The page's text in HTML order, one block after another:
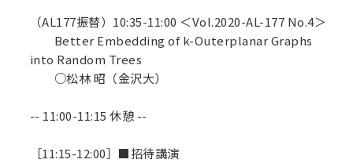
（AL177振替）10:35-11:00 ＜Vol.2020-AL-177 No.4＞
Better Embedding of k-Outerplanar Graphs
into Random Trees
○松林 昭（金沢大）
-- 11:00-11:15 休憩 --
［11:15-12:00］■招待講演